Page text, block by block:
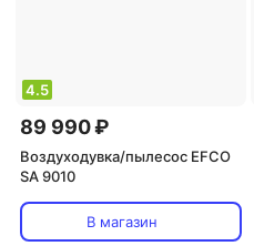
4.5
89 990 ₽
Воздуходувка/пылесос EFCO
SA 9010
В магазин